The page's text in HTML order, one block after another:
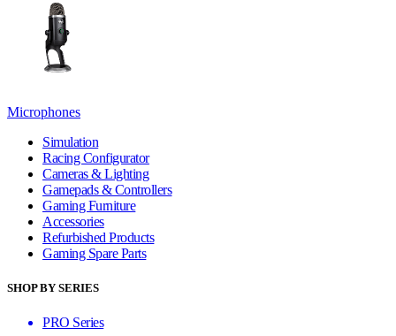
Microphones
Simulation
Racing Configurator
Cameras & Lighting
Gamepads & Controllers
Gaming Furniture
Accessories
Refurbished Products
Gaming Spare Parts
SHOP BY SERIES
PRO Series